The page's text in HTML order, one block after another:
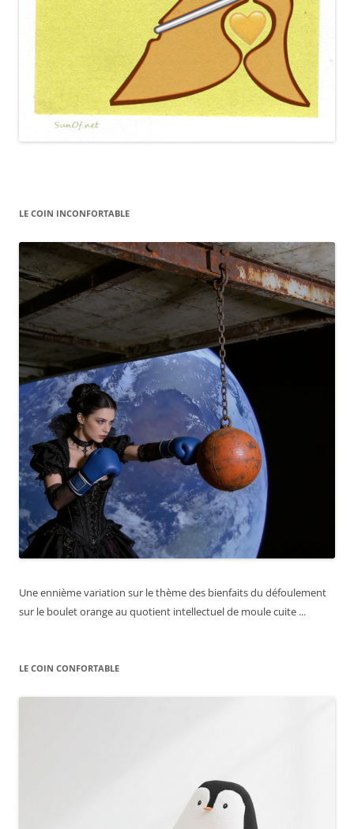
LE COIN INCONFORTABLE
Une ennième variation sur le thème des bienfaits du défoulement
sur le boulet orange au quotient intellectuel de moule cuite ...
LE COIN CONFORTABLE